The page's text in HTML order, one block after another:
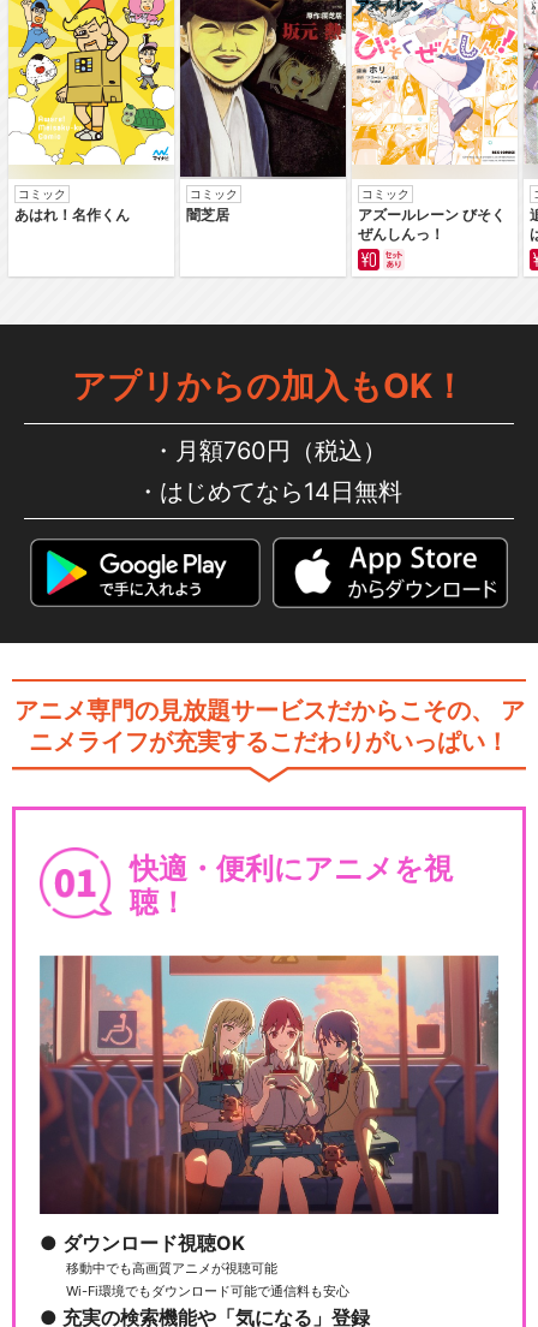
コミック
あはれ！名作くん
コミック
闇芝居
コミック
アズールレーン びそく
ぜんしんっ！
アプリからの加入もOK！
月額760円（税込）
はじめてなら14日無料
アニメ専門の見放題サービスだからこその、
ア
ニメライフが充実するこだわりがいっぱい！
快適・便利にアニメを視
聴！
ダウンロード視聴OK
移動中でも高画質アニメが視聴可能
Wi-Fi環境でもダウンロード可能で通信料も安心
充実の検索機能や「気になる」登録